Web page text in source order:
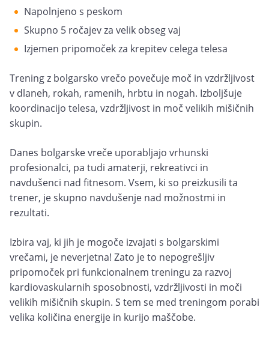
Napolnjeno s peskom
Skupno 5 ročajev za velik obseg vaj
Izjemen pripomoček za krepitev celega telesa
Trening z bolgarsko vrečo povečuje moč in vzdržljivost
v dlaneh, rokah, ramenih, hrbtu in nogah. Izboljšuje
koordinacijo telesa, vzdržljivost in moč velikih mišičnih
skupin.
Danes bolgarske vreče uporabljajo vrhunski
profesionalci, pa tudi amaterji, rekreativci in
navdušenci nad fitnesom. Vsem, ki so preizkusili ta
trener, je skupno navdušenje nad možnostmi in
rezultati.
Izbira vaj, ki jih je mogoče izvajati s bolgarskimi
vrečami, je neverjetna! Zato je to nepogrešljiv
pripomoček pri funkcionalnem treningu za razvoj
kardiovaskularnih sposobnosti, vzdržljivosti in moči
velikih mišičnih skupin. S tem se med treningom porabi
velika količina energije in kurijo maščobe.